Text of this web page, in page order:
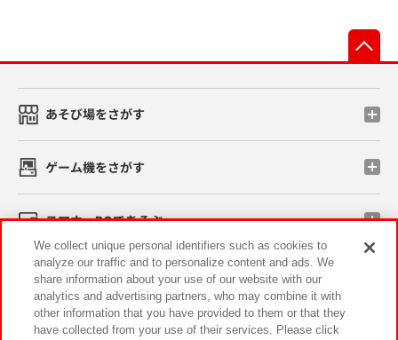
あそび場をさがす
ゲーム機をさがす
スマホ・PCであそぶ
イベント・キャンペーン
We collect unique personal identifiers such as cookies to
analyze our traffic and to personalize content and ads. We
share information about your use of our website with our
analytics and advertising partners, who may combine it with
other information that you have provided to them or that they
have collected from your use of their services. Please click